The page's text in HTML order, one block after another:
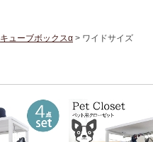
キューブボックスα > ワイドサイズ